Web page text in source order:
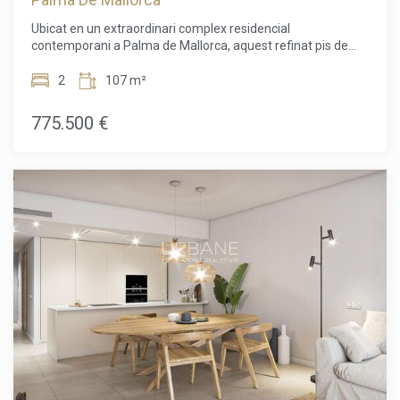
Ubicat en un extraordinari complex residencial
contemporani a Palma de Mallorca, aquest refinat pis de
d'avantguarda, sostenibilitat i excel·lència habitacional.
una inversió prestigiosa, l'immoble ofereix espais amplis,
lluminosos i cuidats fins al mínim detall, ideals per gaudir
obert, on la llum natural inhunda la joia a través de grans
finestrals que creen una perfecta continuïtat entre l'interior
i l'exterior. La cuina integrada és una obra mestra de
funcionalitat i estètica: lliurada totalment moblada amb
mobles en tons clars, compta amb taulers de treball i
entrepans en quars compacte Silestone de gran qualitat i
està equipada amb electrodomèstics encastats Siemens
d'alta gamma, que inclouen forn, frigorífic, rentavaixelles i
campana extractora integrada. La zona de nit consta de dos
acollidors dormitoris, dels quals el principal disposa
d'elegants armaris encastats coordinats i totalment
equipats al seu interior. Els banys destaquen pel seu estil
minimalista i refinat, equipats amb moble de lavabo suspès
2 107 m²
775.500 €